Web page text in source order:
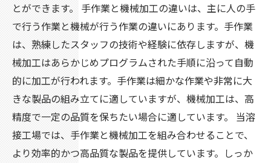
とができます。 手作業と機械加工の違いは、主に人の手
で行う作業と機械が行う作業の違いにあります。手作業
は、熟練したスタッフの技術や経験に依存しますが、機
械加工はあらかじめプログラムされた手順に沿って自動
的に加工が行われます。手作業は細かな作業や非常に大
きな製品の組み立てに適していますが、機械加工は、高
精度で一定の品質を保ちたい場合に適しています。 当溶
接工場では、手作業と機械加工を組み合わせることで、
より効率的かつ高品質な製品を提供しています。しっか